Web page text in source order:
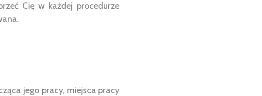
Cię w każdej procedurze
jego pracy, miejsca pracy